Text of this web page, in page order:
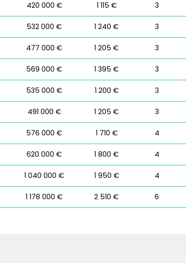
420 000 € 1 115 € 3
532 000 € 1 240 € 3
477 000 € 1 205 € 3
569 000 € 1 395 € 3
535 000 € 1 200 € 3
491 000 € 1 205 € 3
576 000 € 1 710 € 4
620 000 € 1 800 € 4
1 040 000 € 1 950 € 4
1 178 000 € 2 510 € 6